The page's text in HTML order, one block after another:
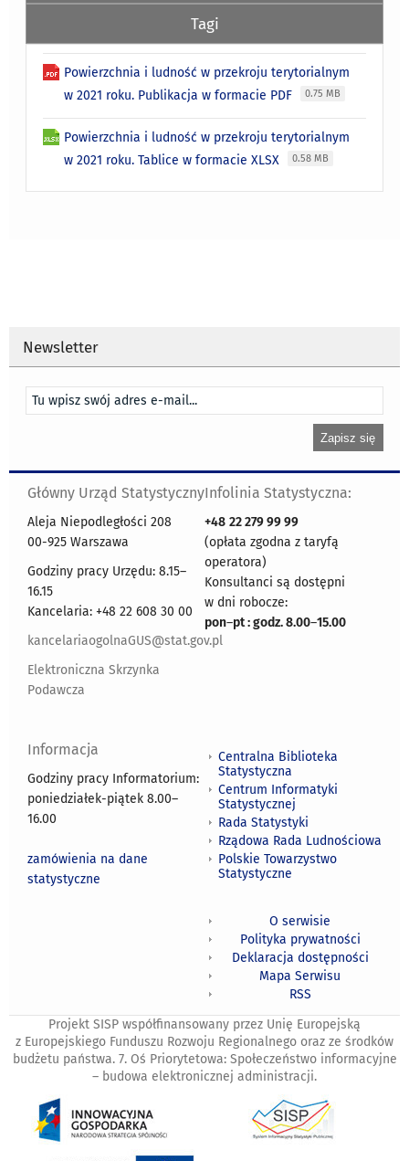
Tagi
Powierzchnia i ludność w przekroju terytorialnym
w 2021 roku. Publikacja w formacie PDF
0.75 MB
Powierzchnia i ludność w przekroju terytorialnym
w 2021 roku. Tablice w formacie XLSX
0.58 MB
Newsletter
Główny Urząd Statystyczny
Aleja Niepodległości 208
00-925 Warszawa
Godziny pracy Urzędu: 8.15–
16.15
Kancelaria: +48 22 608 30 00
kancelariaogolnaGUS@stat.gov.pl
Elektroniczna Skrzynka
Podawcza
Infolinia Statystyczna:
+48 22 279 99 99
(opłata zgodna z taryfą
operatora)
Konsultanci są dostępni
w dni robocze:
pon–pt : godz. 8.00–15.00
Informacja
Godziny pracy Informatorium:
poniedziałek-piątek 8.00–
16.00
zamówienia na dane
statystyczne
Centralna Biblioteka
Statystyczna
Centrum Informatyki
Statystycznej
Rada Statystyki
Rządowa Rada Ludnościowa
Polskie Towarzystwo
Statystyczne
O serwisie
Polityka prywatności
Deklaracja dostępności
Mapa Serwisu
RSS
Projekt SISP współfinansowany przez Unię Europejską
z Europejskiego Funduszu Rozwoju Regionalnego oraz ze środków
budżetu państwa. 7. Oś Priorytetowa: Społeczeństwo informacyjne
– budowa elektronicznej administracji.